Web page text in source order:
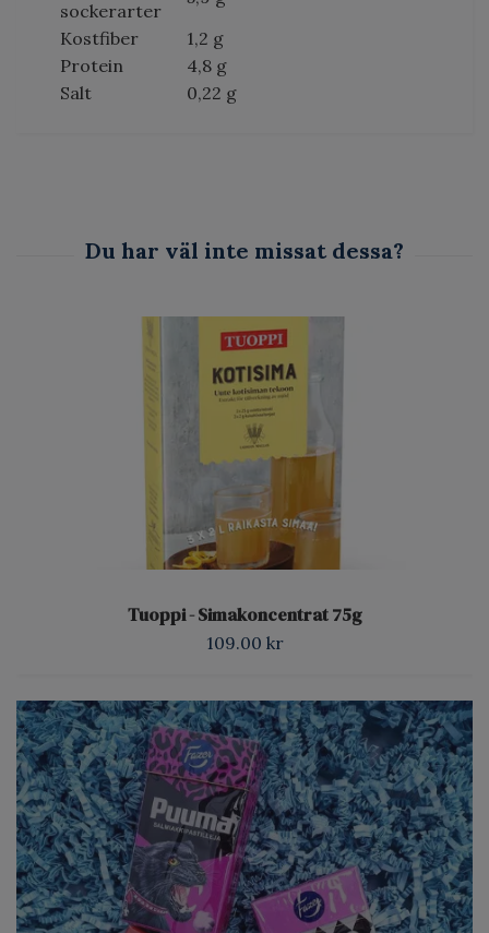
sockerarter
Kostfiber
1,2 g
Protein
4,8 g
Salt
0,22 g
Tuoppi - Simakoncentrat 75g
109.00 kr